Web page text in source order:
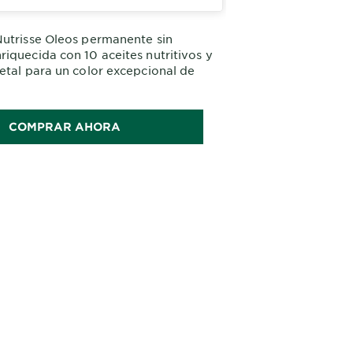
Oleos permanente sin
con 10 aceites nutritivos y
para un color excepcional de
Cabello 5 veces más fuerte y
COMPRAR AHORA